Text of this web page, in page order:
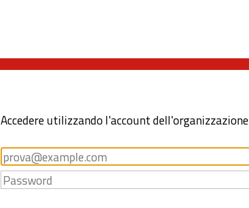
Accedere utilizzando l'account dell'organizzazione